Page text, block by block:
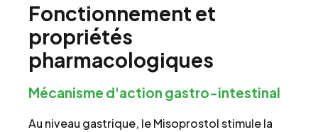
Fonctionnement et
propriétés
pharmacologiques
Mécanisme d'action gastro-intestinal
Au niveau gastrique, le Misoprostol stimule la